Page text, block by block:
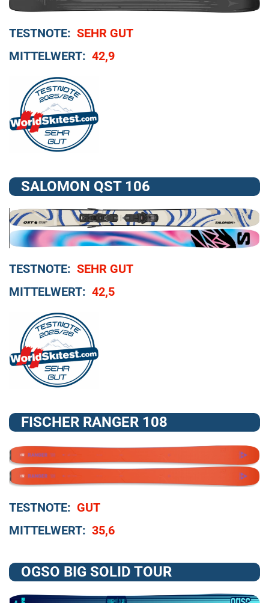
TESTNOTE: SEHR GUT
MITTELWERT: 42,9
SALOMON QST 106
TESTNOTE: SEHR GUT
MITTELWERT: 42,5
FISCHER RANGER 108
TESTNOTE: GUT
MITTELWERT: 35,6
OGSO BIG SOLID TOUR